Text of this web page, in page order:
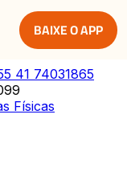
BAIXE O APP
41 74031865
Físicas